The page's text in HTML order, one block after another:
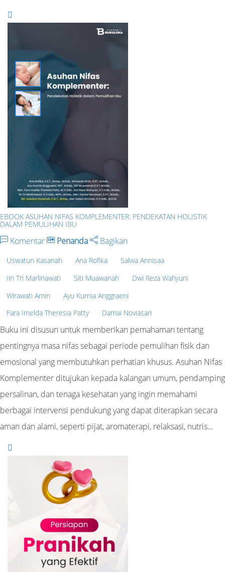
EBOOK ASUHAN NIFAS KOMPLEMENTER: PENDEKATAN HOLISTIK
DALAM PEMULIHAN IBU
Komentar Penanda Bagikan
Uswatun Kasanah Ana Rofika
Salwa Annisaa
Iin Tri Marlinawati
Siti Muawanah
Dwi Reza Wahyuni
Wirawati Amin
Ayu Kurnia Anggraeni
Fara Imelda Theresia Patty
Damai Noviasari
Buku ini disusun untuk memberikan pemahaman tentang
pentingnya masa nifas sebagai periode pemulihan fisik dan
emosional yang membutuhkan perhatian khusus. Asuhan Nifas
Komplementer ditujukan kepada kalangan umum, pendamping
persalinan, dan tenaga kesehatan yang ingin memahami
berbagai intervensi pendukung yang dapat diterapkan secara
aman dan alami, seperti pijat, aromaterapi, relaksasi, nutris…